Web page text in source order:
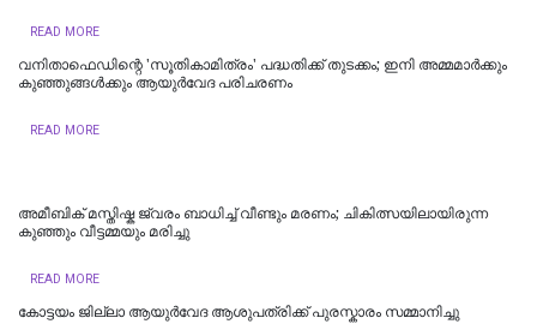
READ MORE
വനിതാഫെഡിന്റെ 'സൂതികാമിത്രം' പദ്ധതിക്ക് തുടക്കം; ഇനി അമ്മമാർക്കും
കുഞ്ഞുങ്ങൾക്കും ആയുർവേദ പരിചരണം
READ MORE
അമീബിക് മസ്തിഷ്ക ജ്വരം ബാധിച്ച് വീണ്ടും മരണം; ചികിത്സയിലായിരുന്ന
കുഞ്ഞും വീട്ടമ്മയും മരിച്ചു
READ MORE
കോട്ടയം ജില്ലാ ആയുർവേദ ആശുപത്രിക്ക് പുരസ്കാരം സമ്മാനിച്ചു